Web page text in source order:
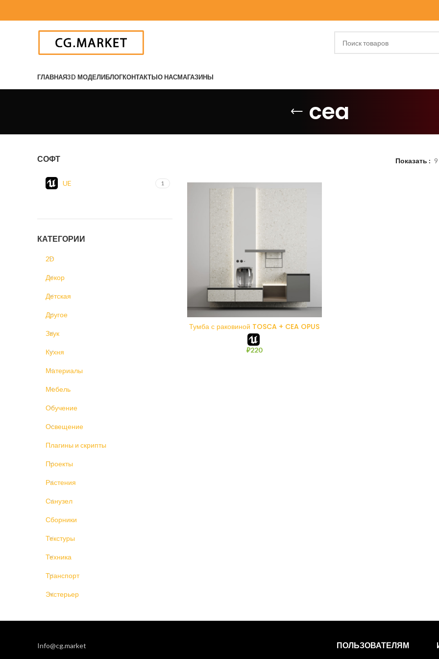
ГЛАВНАЯ3D МОДЕЛИБЛОГКОНТАКТЫО НАСМАГАЗИНЫ
cea
СОФТ
UE 1
КАТЕГОРИИ
2D
Декор
Детская
Другое
Звук
Кухня
Материалы
Мебель
Обучение
Освещение
Плагины и скрипты
Проекты
Растения
Санузел
Сборники
Текстуры
Техника
Транспорт
Экстерьер
Показать 9
В КОРЗИНУ
Тумба с раковиной TOSCA + CEA OPUS
₽220
Info@cg.market ПОЛЬЗОВАТЕЛЯМ